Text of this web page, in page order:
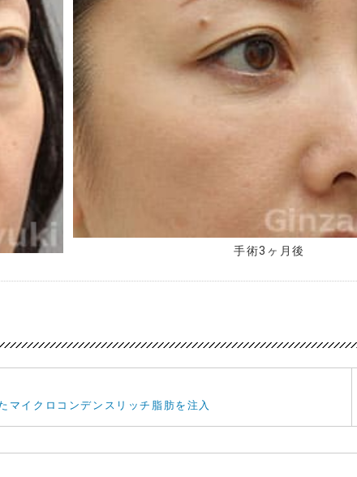
手術3ヶ月後
マイクロコンデンスリッチ脂肪を注入